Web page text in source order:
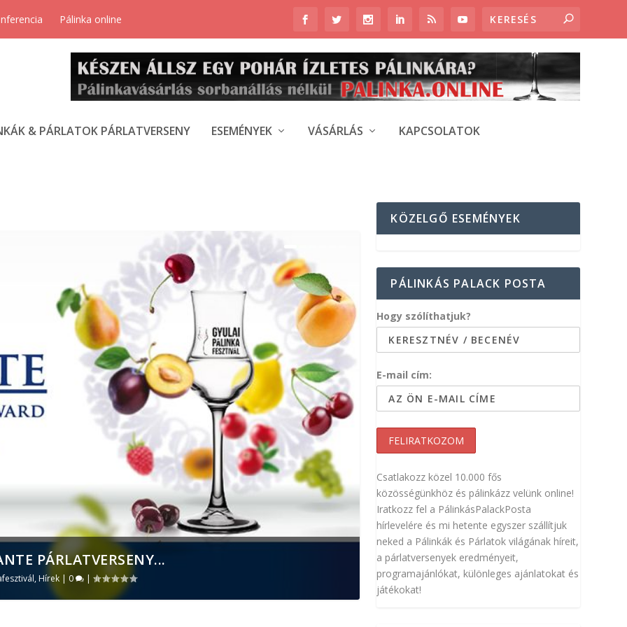
Pálinka online
& PÁRLATOK PÁRLATVERSENY ESEMÉNYEK VÁSÁRLÁS KAPCSOLATOK
PÁRLATVERSENY...
, Hírek | 0 |
KÖZELGŐ ESEMÉNYEK
PÁLINKÁS PALACK POSTA
Hogy szólíthatjuk?
E-mail cím:
Csatlakozz közel 10.000 fős
közösségünkhöz és pálinkázz velünk online!
Iratkozz fel a PálinkásPalackPosta
hírlevelére és mi hetente egyszer szállítjuk
neked a Pálinkák és Párlatok világának híreit,
a párlatversenyek eredményeit,
programajánlókat, különleges ajánlatokat és
játékokat!